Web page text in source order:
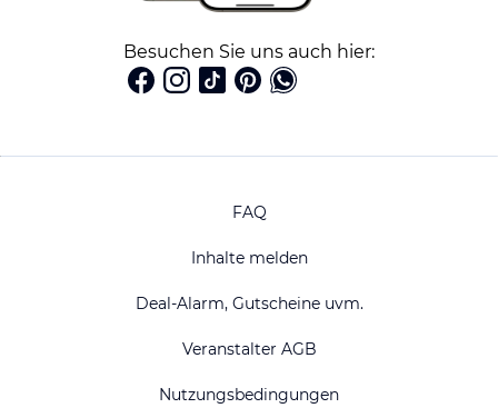
Besuchen Sie uns auch hier:
FAQ
Inhalte melden
Deal-Alarm, Gutscheine uvm.
Veranstalter AGB
Nutzungsbedingungen